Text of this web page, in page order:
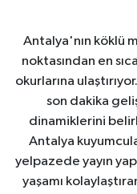
Antalya'nın köklü
noktasından en
okurlarına
son dakika
dinamiklerini
Antalya
yelpazede yayın
yaşamı